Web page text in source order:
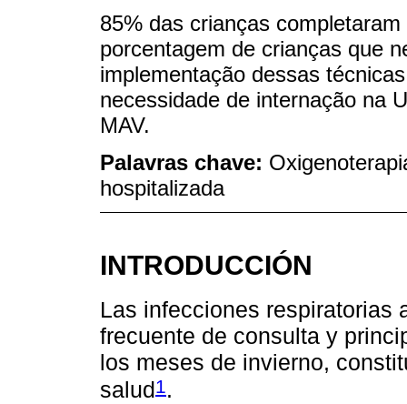
85% das crianças
porcentagem de crianças que
implementação dessas
necessidade de internação na
MAV.
Palavras chave:
hospitalizada
INTRODUCCIÓN
Las infecciones respiratorias
frecuente de consulta y
los meses de invierno,
salud1.